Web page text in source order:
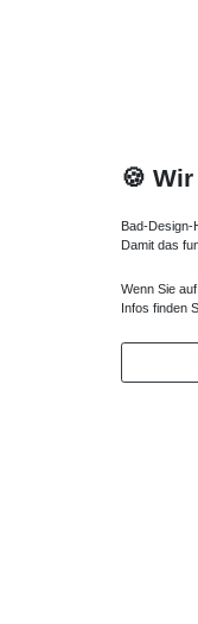
Heizkörper
135,00 €
🍪
Bad-
Damit das
Wenn Sie auf
Infos finden